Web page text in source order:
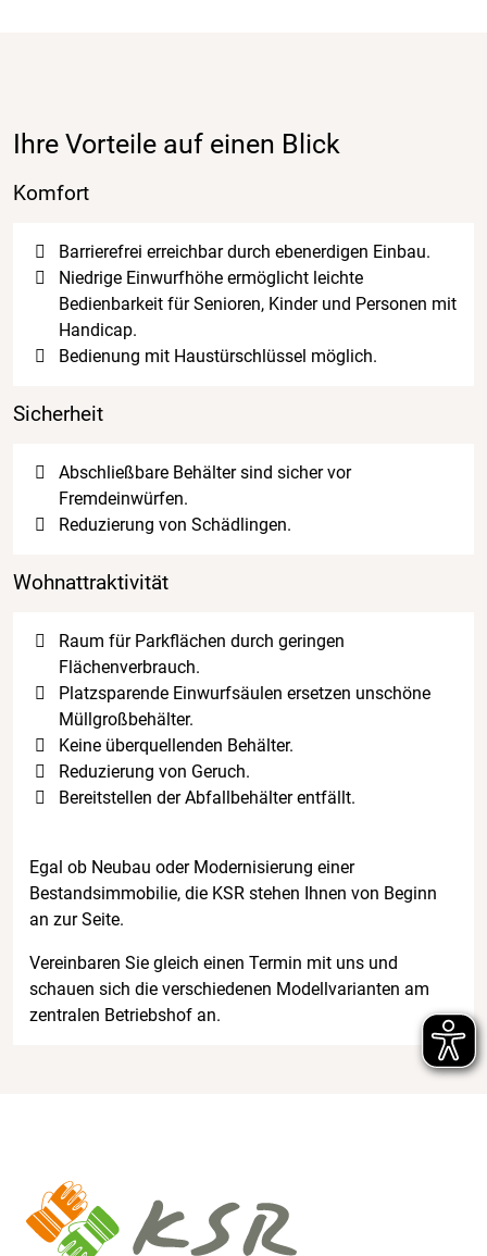
Ihre Vorteile auf einen Blick
Komfort
Barrierefrei erreichbar durch ebenerdigen Einbau.
Niedrige Einwurfhöhe ermöglicht leichte
Bedienbarkeit für Senioren, Kinder und Personen mit
Handicap.
Bedienung mit Haustürschlüssel möglich.
Sicherheit
Abschließbare Behälter sind sicher vor
Fremdeinwürfen.
Reduzierung von Schädlingen.
Wohnattraktivität
Raum für Parkflächen durch geringen
Flächenverbrauch.
Platzsparende Einwurfsäulen ersetzen unschöne
Müllgroßbehälter.
Keine überquellenden Behälter.
Reduzierung von Geruch.
Bereitstellen der Abfallbehälter entfällt.
Egal ob Neubau oder Modernisierung einer
Bestandsimmobilie, die KSR stehen Ihnen von Beginn
an zur Seite.
Vereinbaren Sie gleich einen Termin mit uns und
schauen sich die verschiedenen Modellvarianten am
zentralen Betriebshof an.